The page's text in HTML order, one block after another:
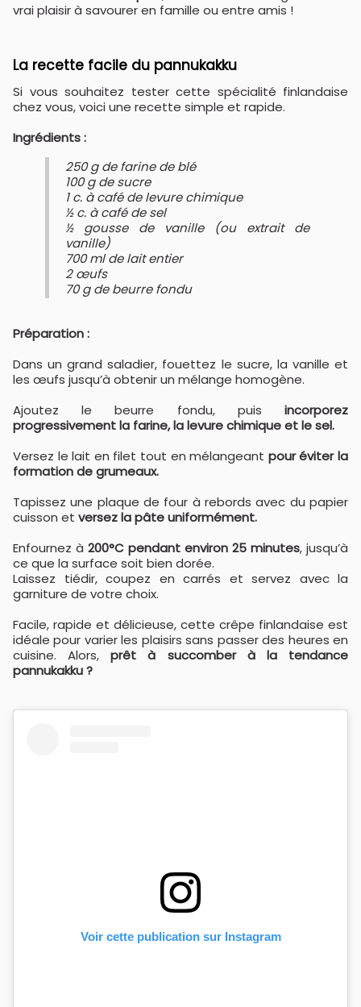
vrai plaisir à savourer en famille ou entre amis !
La recette facile du pannukakku
Si vous souhaitez tester cette spécialité finlandaise
chez vous, voici une recette simple et rapide.
Ingrédients :
250 g de farine de blé
100 g de sucre
1 c. à café de levure chimique
½ c. à café de sel
½ gousse de vanille (ou extrait de
vanille)
700 ml de lait entier
2 œufs
70 g de beurre fondu
Préparation :
Dans un grand saladier, fouettez le sucre, la vanille et
les œufs jusqu’à obtenir un mélange homogène.
Ajoutez le beurre fondu, puis incorporez
progressivement la farine, la levure chimique et le sel.
Versez le lait en filet tout en mélangeant pour éviter la
formation de grumeaux.
Tapissez une plaque de four à rebords avec du papier
cuisson et versez la pâte uniformément.
Enfournez à 200°C pendant environ 25 minutes, jusqu’à
ce que la surface soit bien dorée.
Laissez tiédir, coupez en carrés et servez avec la
garniture de votre choix.
Facile, rapide et délicieuse, cette crêpe finlandaise est
idéale pour varier les plaisirs sans passer des heures en
cuisine. Alors,prêt à succomber à la tendance
pannukakku ?
Voir cette publication sur Instagram